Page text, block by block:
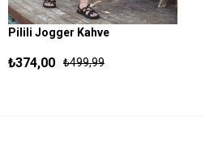
Pilili Jogger Kahve
₺374,00 ₺499,99
S